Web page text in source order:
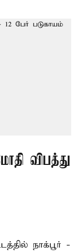
விபத்து
நாக்பூர் -